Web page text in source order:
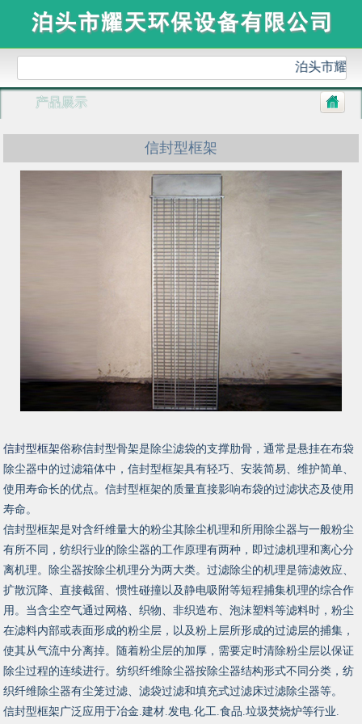
泊头市耀
产品展示
信封型框架
信封型框架俗称信封型骨架是除尘滤袋的支撑肋骨，通常是悬挂在布袋
除尘器中的过滤箱体中，信封型框架具有轻巧、安装简易、维护简单、
使用寿命长的优点。信封型框架的质量直接影响布袋的过滤状态及使用
寿命。
信封型框架是对含纤维量大的粉尘其除尘机理和所用除尘器与一般粉尘
有所不同，纺织行业的除尘器的工作原理有两种，即过滤机理和离心分
离机理。除尘器按除尘机理分为两大类。过滤除尘的机理是筛滤效应、
扩散沉降、直接截留、惯性碰撞以及静电吸附等短程捕集机理的综合作
用。当含尘空气通过网格、织物、非织造布、泡沫塑料等滤料时，粉尘
在滤料内部或表面形成的粉尘层，以及粉上层所形成的过滤层的捕集，
使其从气流中分离掉。随着粉尘层的加厚，需要定时清除粉尘层以保证
除尘过程的连续进行。纺织纤维除尘器按除尘器结构形式不同分类，纺
织纤维除尘器有尘笼过滤、滤袋过滤和填充式过滤床过滤除尘器等。
信封型框架广泛应用于冶金.建材.发电.化工.食品.垃圾焚烧炉等行业.